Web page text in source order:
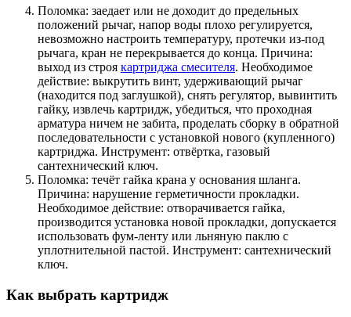
Поломка: заедает или не доходит до предельных
положений рычаг, напор воды плохо регулируется,
невозможно настроить температуру, протечки из-под
рычага, кран не перекрывается до конца. Причина:
выход из строя картриджа смесителя. Необходимое
действие: выкрутить винт, удерживающий рычаг
(находится под заглушкой), снять регулятор, вывинтить
гайку, извлечь картридж, убедиться, что проходная
арматура ничем не забита, проделать сборку в обратной
последовательности с установкой нового (купленного)
картриджа. Инструмент: отвёртка, газовый
сантехнический ключ.
Поломка: течёт гайка крана у основания шланга.
Причина: нарушение герметичности прокладки.
Необходимое действие: отворачивается гайка,
производится установка новой прокладки, допускается
использовать фум-ленту или льняную паклю с
уплотнительной пастой. Инструмент: сантехнический
ключ.
Как выбрать картридж